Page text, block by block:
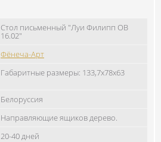
Стол письменный "Луи Филипп ОВ
16.02"
Фёнеча-Арт
Габаритные размеры: 133,7х78х63
Белоруссия
Направляющие ящиков дерево.
20-40 дней